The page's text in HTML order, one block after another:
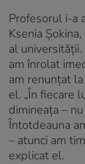
Profesorul i-a
Ksenia
al
am înrolat
am renunțat
el. „În fiecare
dimineața –
Întotdeauna
– atunci am
explicat el.